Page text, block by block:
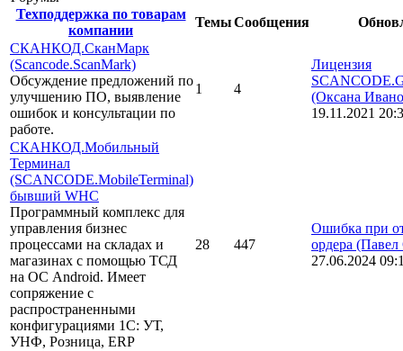
Техподдержка по товарам
компании
ТемыСообщения
СКАНКОД.СканМарк
(Scancode.ScanMark)
Обсуждение предложений по
улучшению ПО, выявление
ошибок и консультации по
работе.
1 4
Лицензия
(Оксана
19.11.2021
СКАНКОД.Мобильный
Терминал
(SCANCODE.MobileTerminal)
бывший WHC
Программный комплекс для
управления бизнес
процессами на складах и
магазинах с помощью ТСД
на ОС Android. Имеет
сопряжение с
распространенными
конфигурациями 1С: УТ,
УНФ, Розница, ERP
28 447
Ошибка при
ордера (Павел
27.06.2024